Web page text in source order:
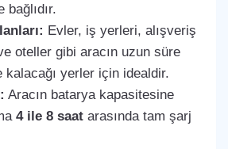
bağlıdır.
Evler, iş yerleri, alışveriş
oteller gibi aracın uzun süre
kalacağı yerler için idealdir.
Aracın batarya kapasitesine
4 ile 8 saatarasında tam şarj